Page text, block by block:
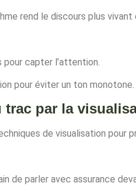
rend le discours plus vivant
pour capter l’attention.
pour éviter un ton monotone.
trac par la
de visualisation pour
de parler avec assurance